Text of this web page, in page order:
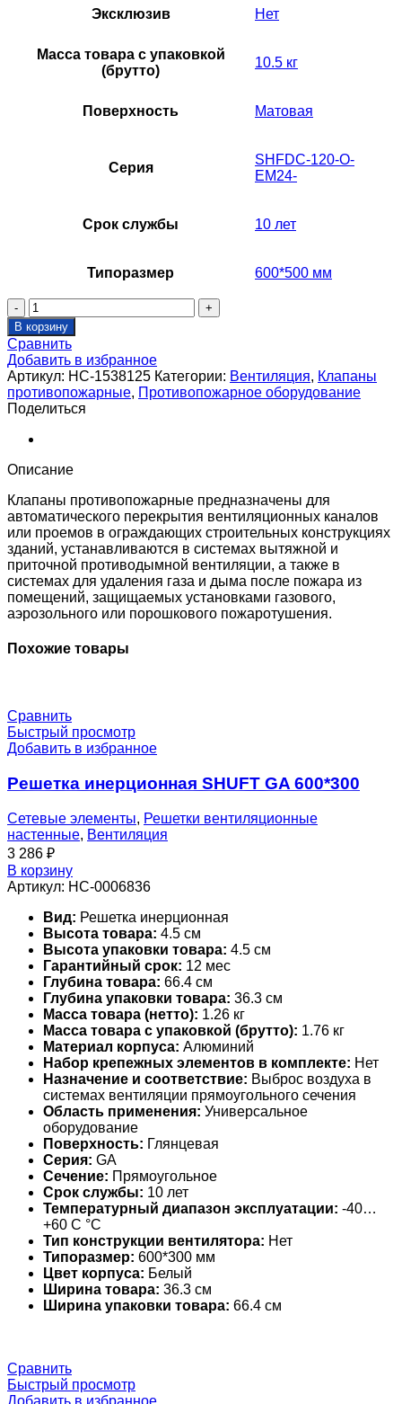
Эксклюзив Нет
Масса товара с упаковкой
(брутто)
10.5 кг
Поверхность Матовая
Серия
SHFDC-120-O-
EM24-
Срок службы 10 лет
Типоразмер 600*500 мм
Количество
товара
Клапан
противопожарный
SHUFT
SHFDC-
120-
O-
600_500-
0-
0-
0
В корзину
Сравнить
Добавить в избранное
Артикул: НС-1538125 Категории: Вентиляция, Клапаны
противопожарные, Противопожарное оборудование
Поделиться
Описание
Клапаны противопожарные предназначены для
автоматического перекрытия вентиляционных каналов
или проемов в ограждающих строительных конструкциях
зданий, устанавливаются в системах вытяжной и
приточной противодымной вентиляции, а также в
системах для удаления газа и дыма после пожара из
помещений, защищаемых установками газового,
аэрозольного или порошкового пожаротушения.
Похожие товары
Сравнить
Быстрый просмотр
Добавить в избранное
Решетка инерционная SHUFT GA 600*300
Сетевые элементы, Решетки вентиляционные
настенные, Вентиляция
3 286 ₽
В корзину
Артикул: НС-0006836
Вид: Решетка инерционная
Высота товара: 4.5 см
Высота упаковки товара: 4.5 см
Гарантийный срок: 12 мес
Глубина товара: 66.4 см
Глубина упаковки товара: 36.3 см
Масса товара (нетто): 1.26 кг
Масса товара с упаковкой (брутто): 1.76 кг
Материал корпуса: Алюминий
Набор крепежных элементов в комплекте: Нет
Назначение и соответствие: Выброс воздуха в
системах вентиляции прямоугольного сечения
Область применения: Универсальное
оборудование
Поверхность: Глянцевая
Серия: GA
Сечение: Прямоугольное
Срок службы: 10 лет
Температурный диапазон эксплуатации: -40…
+60 С °С
Тип конструкции вентилятора: Нет
Типоразмер: 600*300 мм
Цвет корпуса: Белый
Ширина товара: 36.3 см
Ширина упаковки товара: 66.4 см
Сравнить
Быстрый просмотр
Добавить в избранное